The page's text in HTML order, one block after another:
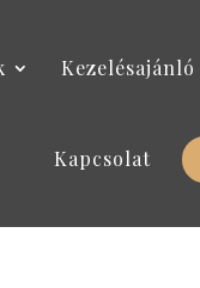
Kezelésajánló
Kapcsolat